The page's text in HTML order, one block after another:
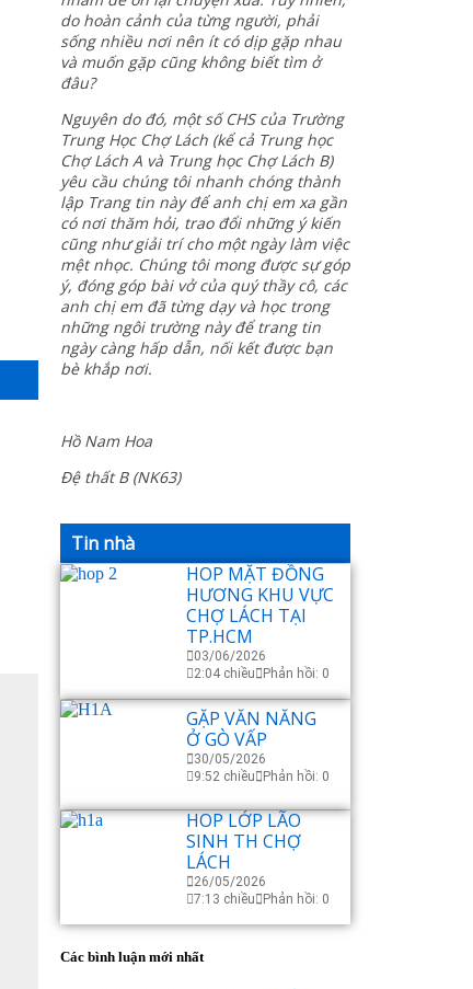
do hoàn cảnh của từng người, phải
sống nhiều nơi nên ít có dịp gặp nhau
và muốn gặp cũng không biết tìm ở
đâu?
Nguyên do đó, một số CHS của Trường
Trung Học Chợ Lách (kể cả Trung học
Chợ Lách A và Trung học Chợ Lách B)
yêu cầu chúng tôi nhanh chóng thành
lập Trang tin này để anh chị em xa gần
có nơi thăm hỏi, trao đổi những ý kiến
cũng như giải trí cho một ngày làm việc
mệt nhọc. Chúng tôi mong được sự góp
ý, đóng góp bài vở của quý thầy cô, các
anh chị em đã từng dạy và học trong
những ngôi trường này để trang tin
ngày càng hấp dẫn, nối kết được bạn
bè khắp nơi.
Hồ Nam Hoa
Đệ thất B (NK63)
Tin nhà
HOP MẶT ĐỒNG
HƯƠNG KHU VỰC
CHỢ LÁCH TẠI
TP.HCM
03/06/2026
2:04 chiều
Phản hồi: 0
GẶP VĂN NĂNG
Ở GÒ VẤP
30/05/2026
9:52 chiều
Phản hồi: 0
HOP LỚP LÃO
SINH TH CHỢ
LÁCH
26/05/2026
7:13 chiều
Phản hồi: 0
Các bình luận mới nhất